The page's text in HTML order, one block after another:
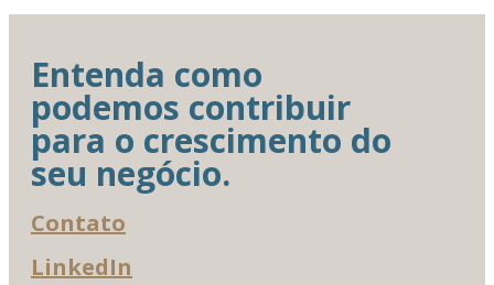
Entenda como
podemos contribuir
para o crescimento do
seu negócio.
Contato
LinkedIn